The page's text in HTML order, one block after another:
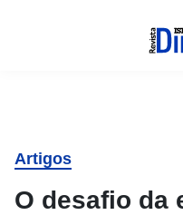
Artigos
O desafio da